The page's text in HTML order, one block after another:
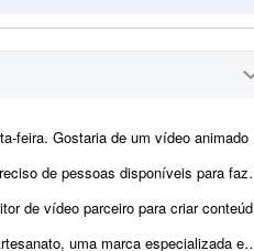
a minha história com minha esposa (namoro e casamento), a...
trabalho para mim, pois não tenho tempo nem disponibil...
para Instagram (Reels), TikTok, YouTube Shorts e campanhas de anúncios,...
feitas com pedras naturais, cristais e resina. Estou procur...